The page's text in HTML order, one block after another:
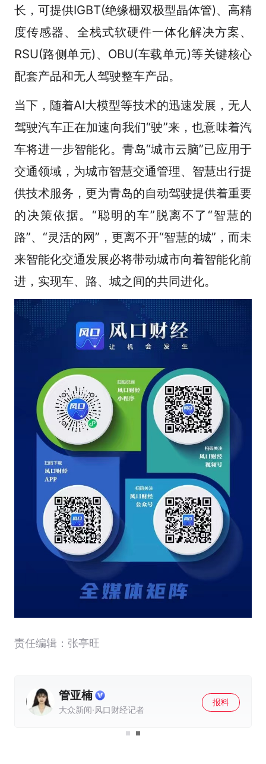
长，可提供IGBT(绝缘栅双极型晶体管)、高精
度传感器、全栈式软硬件一体化解决方案、
RSU(路侧单元)、OBU(车载单元)等关键核心
配套产品和无人驾驶整车产品。
当下，随着AI大模型等技术的迅速发展，无人
驾驶汽车正在加速向我们“驶”来，也意味着汽
车将进一步智能化。青岛“城市云脑”已应用于
交通领域，为城市智慧交通管理、智慧出行提
供技术服务，更为青岛的自动驾驶提供着重要
的决策依据。“聪明的车”脱离不了“智慧的
路”、“灵活的网”，更离不开“智慧的城”，而未
来智能化交通发展必将带动城市向着智能化前
进，实现车、路、城之间的共同进化。
责任编辑：张亭旺
管亚楠
大众新闻·风口财经记者
报料